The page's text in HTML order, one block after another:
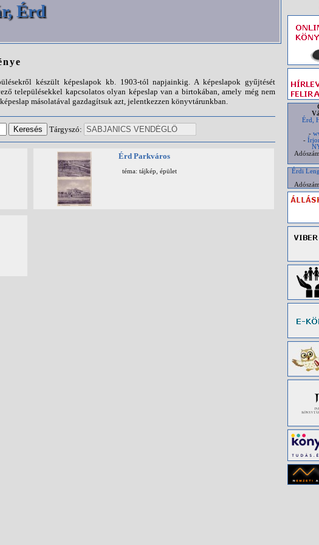
Érd
készült képeslapok kb. 1903-tól napjainkig. A képeslapok gyűjtését
településekkel kapcsolatos olyan képeslap van a birtokában, amely még nem
másolatával gazdagítsuk azt, jelentkezzen könyvtárunkban.
Tárgyszó:
Érd Parkváros
téma: tájkép, épület
Érd,
-
-
Érdi